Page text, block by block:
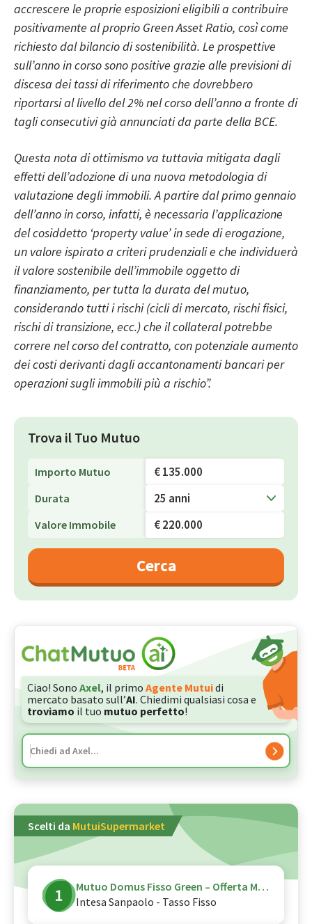
accrescere le proprie esposizioni eligibili a contribuire
positivamente al proprio Green Asset Ratio, così come
richiesto dal bilancio di sostenibilità. Le prospettive
sull’anno in corso sono positive grazie alle previsioni di
discesa dei tassi di riferimento che dovrebbero
riportarsi al livello del 2% nel corso dell’anno a fronte di
tagli consecutivi già annunciati da parte della BCE.
Questa nota di ottimismo va tuttavia mitigata dagli
effetti dell’adozione di una nuova metodologia di
valutazione degli immobili. A partire dal primo gennaio
dell’anno in corso, infatti, è necessaria l’applicazione
del cosiddetto ‘property value’ in sede di erogazione,
un valore ispirato a criteri prudenziali e che individuerà
il valore sostenibile dell’immobile oggetto di
finanziamento, per tutta la durata del mutuo,
considerando tutti i rischi (cicli di mercato, rischi fisici,
rischi di transizione, ecc.) che il collateral potrebbe
correre nel corso del contratto, con potenziale aumento
dei costi derivanti dagli accantonamenti bancari per
operazioni sugli immobili più a rischio”.
Trova il Tuo Mutuo
Importo Mutuo
Durata
25 anni
Valore Immobile
Cerca
Ciao! Sono Axel, il primo Agente Mutuidi
mercato basato sull’AI. Chiedimi qualsiasi cosa e
troviamo il tuo mutuo perfetto!
Scelti da MutuiSupermarket
Mutuo Domus Fisso Green – Offerta Mutuo Giovani - Canale Digitale
Intesa Sanpaolo - Tasso Fisso